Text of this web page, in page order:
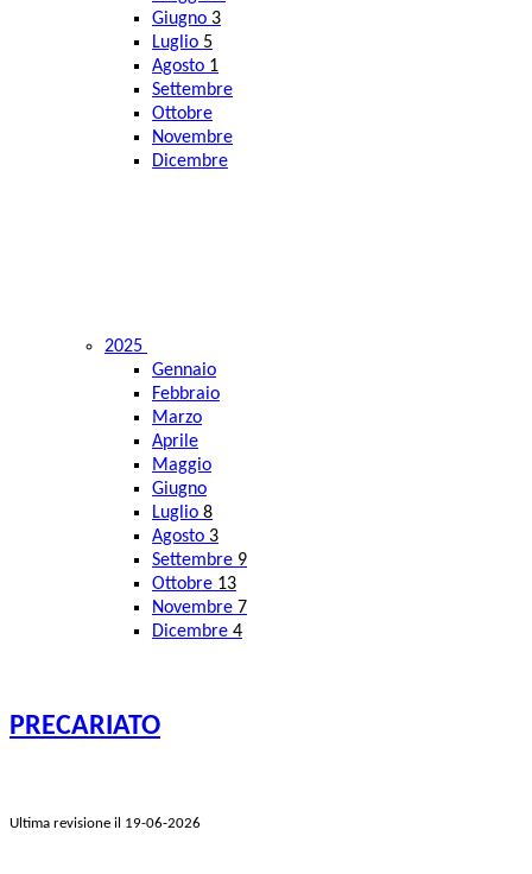
Giugno 3
Luglio 5
Agosto 1
Settembre
Ottobre
Novembre
Dicembre
2025
Gennaio
Febbraio
Marzo
Aprile
Maggio
Giugno
Luglio 8
Agosto 3
Settembre 9
Ottobre 13
Novembre 7
Dicembre 4
PRECARIATO
Ultima revisione il 19-06-2026